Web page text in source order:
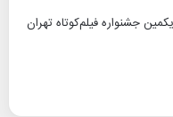
جشنواره فیلم‌کوتاه تهران